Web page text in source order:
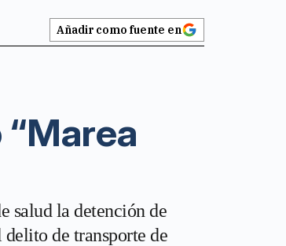
Añadir como fuente en
salud la detención de
de transporte de